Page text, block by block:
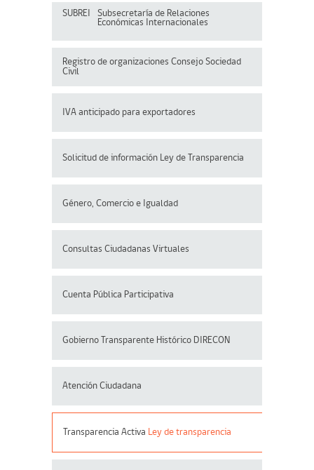
SUBREI
Subsecretaría de Relaciones
Económicas Internacionales
Registro de organizaciones Consejo Sociedad
Civil
IVA anticipado para exportadores
Solicitud de información Ley de Transparencia
Género, Comercio e Igualdad
Consultas Ciudadanas Virtuales
Cuenta Pública Participativa
Gobierno Transparente Histórico DIRECON
Atención Ciudadana
Transparencia Activa Ley de transparencia